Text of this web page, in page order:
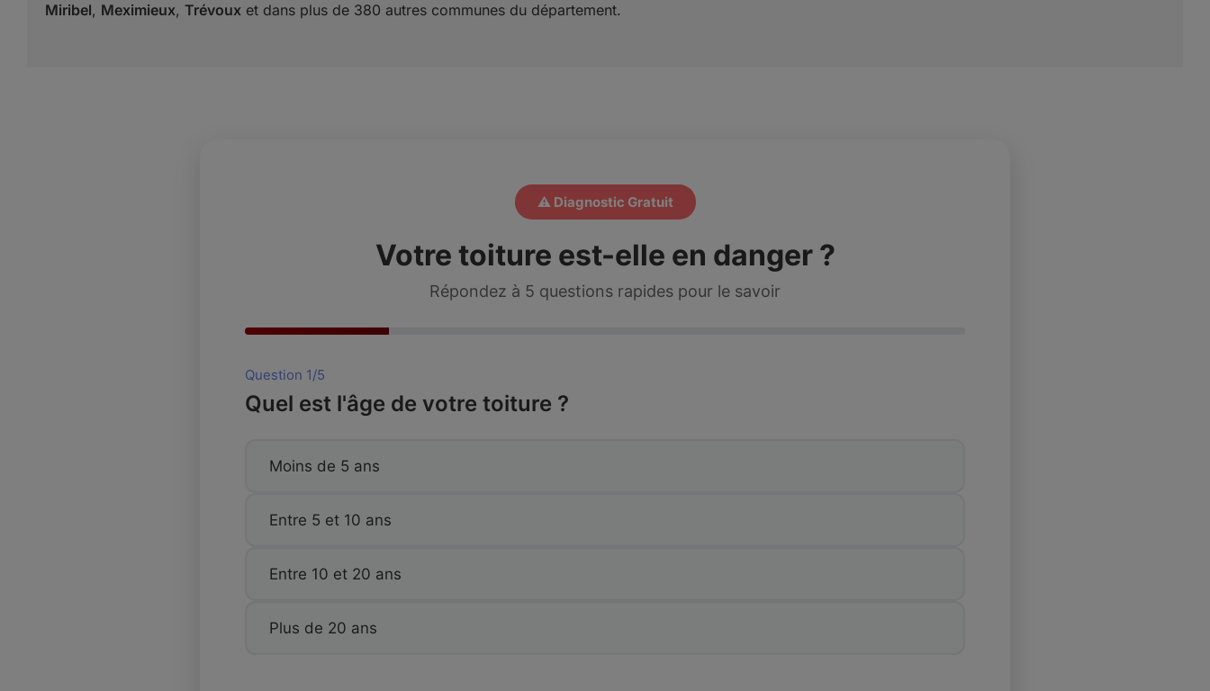
Miribel, Meximieux, Trévouxet dans plus de 380 autres communes du département.